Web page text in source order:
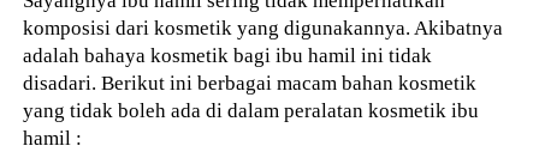
komposisi dari kosmetik yang digunakannya. Akibatnya
adalah bahaya kosmetik bagi ibu hamil ini tidak
disadari. Berikut ini berbagai macam bahan kosmetik
yang tidak boleh ada di dalam peralatan kosmetik ibu
hamil :